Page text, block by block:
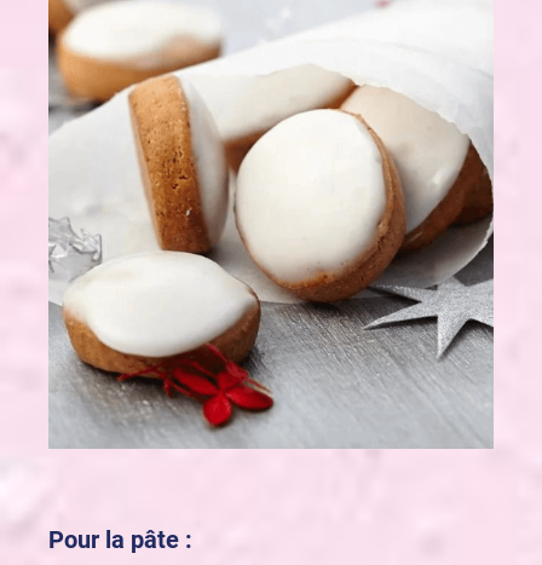
Pour la pâte :